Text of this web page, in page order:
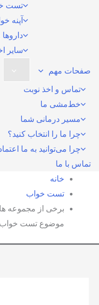
تست
آپنه
سایر
صفحات مهم
تماس و اخذ نوبت
خط‌مشی ما
مسیر درمانی شما
چرا ما را انتخاب کنید؟
چرا می‌توانید به ما
تماس با ما
خانه
تست خواب
برخی از مجموعه
موضوع تست خواب و